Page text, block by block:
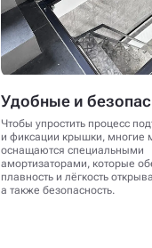
Удобные и
Чтобы упростить процесс
и фиксации крышки, многие
оснащаются специальными
амортизаторами, которые
плавность и лёгкость
а также безопасность.